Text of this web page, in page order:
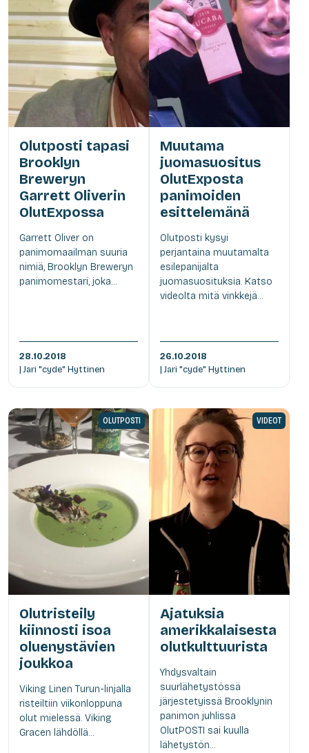
Olutposti tapasi
Brooklyn
Breweryn
Garrett Oliverin
OlutExpossa
Garrett Oliver on
panimomaailman suuria
nimiä, Brooklyn Breweryn
panimomestari, joka...
28.10.2018
| Jari "cyde" Hyttinen
Muutama
juomasuositus
OlutExposta
panimoiden
esittelemänä
Olutposti kysyi
perjantaina muutamalta
esilepanijalta
juomasuosituksia. Katso
videolta mitä vinkkejä...
26.10.2018
| Jari "cyde" Hyttinen
OLUTPOSTI
Olutristeily
kiinnosti isoa
oluenystävien
joukkoa
Viking Linen Turun-linjalla
risteiltiin viikonloppuna
olut mielessä. Viking
Gracen lähdöllä...
VIDEOT
Ajatuksia
amerikkalaisesta
olutkulttuurista
Yhdysvaltain
suurlähetystössä
järjestetyissä Brooklynin
panimon juhlissa
OlutPOSTI sai kuulla
lähetystön...